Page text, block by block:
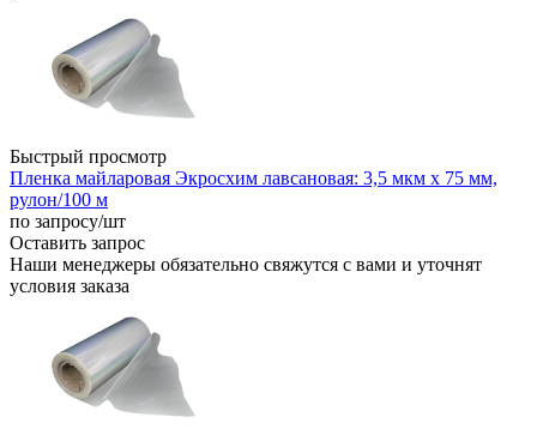
Быстрый просмотр
Пленка майларовая Экросхим лавсановая: 3,5 мкм х 75 мм,
рулон/100 м
по запросу/шт
Оставить запрос
Наши менеджеры обязательно свяжутся с вами и уточнят
условия заказа